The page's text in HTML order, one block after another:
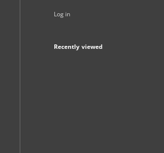
Log in
Recently viewed